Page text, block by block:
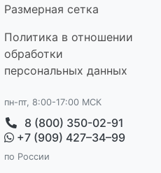
Размерная сетка
Политика в отношении
обработки
персональных данных
пн-пт, 8:00-17:00 МСК
8 (800) 350-02-91
+7 (909) 427–34–99
по России